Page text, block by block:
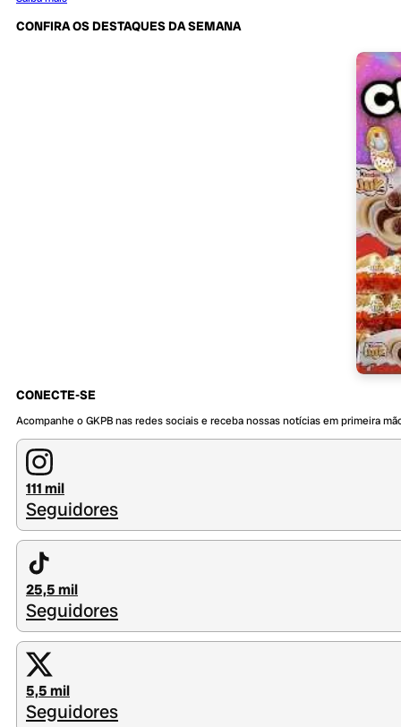
CONFIRA OS DESTAQUES DA SEMANA
CONECTE-SE
Acompanhe o GKPB nas redes sociais e receba nossas notícias em primeira
111 mil
Seguidores
25,5 mil
Seguidores
5,5 mil
Seguidores